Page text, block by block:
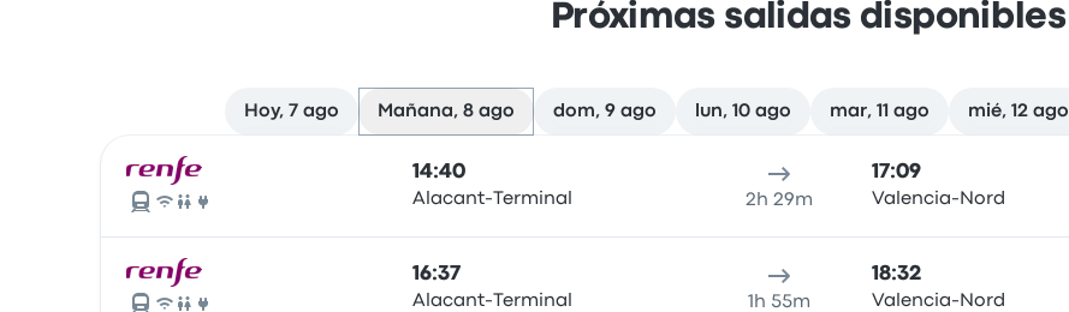
Próximas salidas disponibles
Hoy, 7 ago Mañana, 8 ago dom, 9 ago lun, 10 ago mar, 11 ago mié, 12 ago
14:40
Alacant-Terminal 2h 29m
17:09
Valencia-Nord
16:37
Alacant-Terminal 1h 55m
18:32
Valencia-Nord